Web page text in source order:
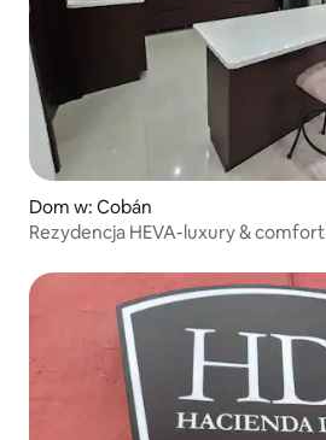
Dom w: Cobán
Rezydencja HEVA-luxury & comfort